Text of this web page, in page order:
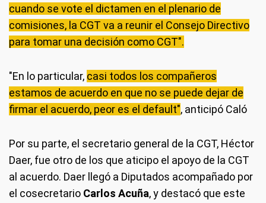
cuando se vote el dictamen en el plenario de
comisiones, la CGT va a reunir el Consejo Directivo
para tomar una decisión como CGT".
"En lo particular, casi todos los compañeros
estamos de acuerdo en que no se puede dejar de
firmar el acuerdo, peor es el default", anticipó Caló
Por su parte, el secretario general de la CGT, Héctor
Daer, fue otro de los que aticipo el apoyo de la CGT
al acuerdo. Daer llegó a Diputados acompañado por
el cosecretario Carlos Acuña, y destacó que este